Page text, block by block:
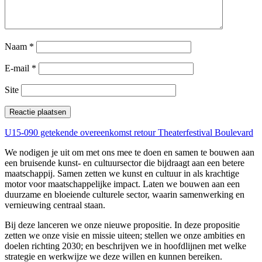
Naam *
E-mail *
Site
U15-090 getekende overeenkomst retour Theaterfestival Boulevard
We nodigen je uit om met ons mee te doen en samen te bouwen aan
een bruisende kunst- en cultuursector die bijdraagt aan een betere
maatschappij. Samen zetten we kunst en cultuur in als krachtige
motor voor maatschappelijke impact. Laten we bouwen aan een
duurzame en bloeiende culturele sector, waarin samenwerking en
vernieuwing centraal staan.
Bij deze lanceren we onze nieuwe propositie. In deze propositie
zetten we onze visie en missie uiteen; stellen we onze ambities en
doelen richting 2030; en beschrijven we in hoofdlijnen met welke
strategie en werkwijze we deze willen en kunnen bereiken.